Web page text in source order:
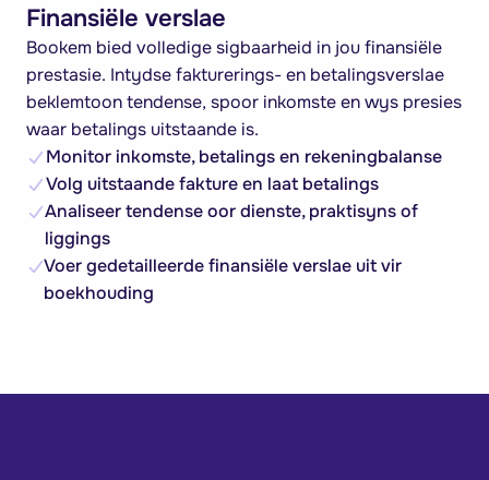
Finansiële verslae
Bookem bied volledige sigbaarheid in jou finansiële
prestasie. Intydse fakturerings- en betalingsverslae
beklemtoon tendense, spoor inkomste en wys presies
waar betalings uitstaande is.
Monitor inkomste, betalings en rekeningbalanse
Volg uitstaande fakture en laat betalings
Analiseer tendense oor dienste, praktisyns of
liggings
Voer gedetailleerde finansiële verslae uit vir
boekhouding